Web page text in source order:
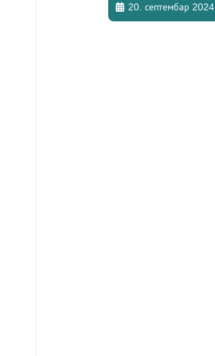
20. септембар 2024